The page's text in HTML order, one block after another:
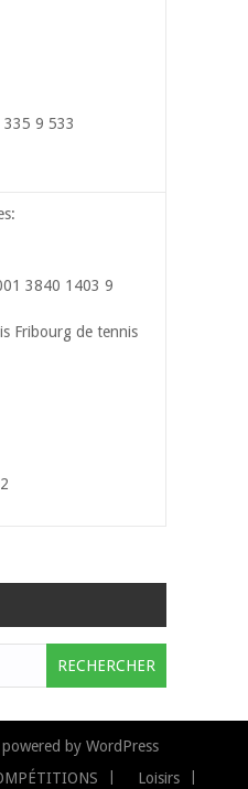
335 9 533
3840 1403 9
Fribourg de tennis
by WordPress
Loisirs